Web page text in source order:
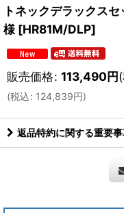
トネックデラックス
様 [HR81M/DLP]
販売価格: 113,490円
(税込: 124,839円)
返品特約に関する重要